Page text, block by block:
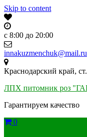
Skip to content
c 8:00 до 20:00
innakuzmenchuk@mail.ru
Краснодарский край,
ЛПХ питомник роз
Гарантируем качество
0